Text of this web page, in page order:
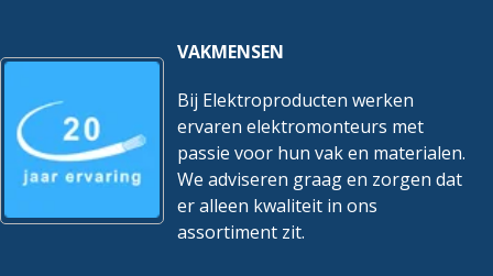
VAKMENSEN
Bij Elektroproducten werken
ervaren elektromonteurs met
passie voor hun vak en materialen.
We adviseren graag en zorgen dat
er alleen kwaliteit in ons
assortiment zit.